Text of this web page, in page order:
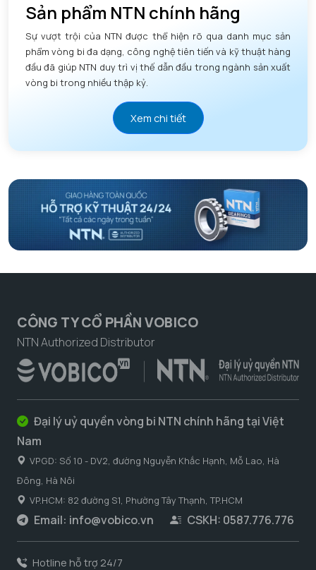
Sản phẩm NTN chính hãng
Sự vượt trội của NTN được thể hiện rõ qua danh mục sản
phẩm vòng bi đa dạng, công nghệ tiên tiến và kỹ thuật hàng
đầu đã giúp NTN duy trì vị thế dẫn đầu trong ngành sản xuất
vòng bi trong nhiều thập kỷ.
Xem chi tiết
CÔNG TY CỔ PHẦN VOBICO
NTN Authorized Distributor
Đại lý uỷ quyền vòng bi NTN chính hãng tại Việt
Nam
VPGD: Số 10 - DV2, đường Nguyễn Khắc Hạnh, Mỗ Lao, Hà
Đông, Hà Nôi
VP.HCM: 82 đường S1, Phường Tây Thạnh, TP.HCM
Email: info@vobico.vn CSKH: 0587.776.776
Hotline hỗ trợ 24/7